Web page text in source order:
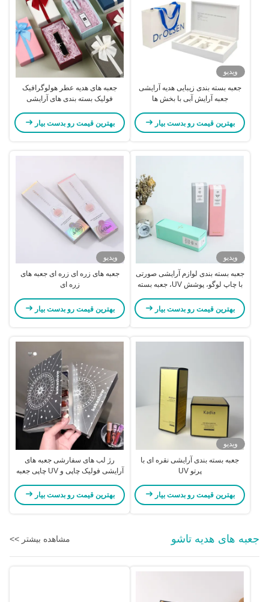
ویدیو
جعبه بسته بندی زیبایی هدیه آرایشی
جعبه آرایش آبی با بخش ها
بهترین قیمت رو بدست بیار
جعبه های هدیه عطر هولوگرافیک
فولیک بسته بندی های آرایشی
بهترین قیمت رو بدست بیار
ویدیو
جعبه بسته بندی لوازم آرایشی صورتی
با چاپ لوگو، پوشش UV، جعبه بسته
بهترین قیمت رو بدست بیار
ویدیو
جعبه های زره ای زره ای جعبه های
زره ای
بهترین قیمت رو بدست بیار
ویدیو
جعبه بسته بندی آرایشی نقره ای با
پرتو UV
بهترین قیمت رو بدست بیار
رژ لب های سفارشی جعبه های
آرایشی فولیک چاپی و UV چاپی جعبه
بهترین قیمت رو بدست بیار
جعبه های هدیه تاشو مشاهده بیشتر >>